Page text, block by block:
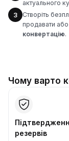
актуального
3
Створіть
продавати або
конвертацію.
Чому варто
резервів